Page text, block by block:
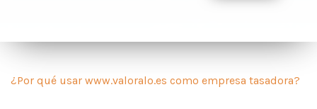
¿Por qué usar www.valoralo.es como empresa tasadora?